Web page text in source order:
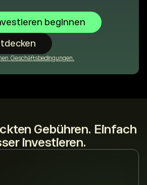
beginnen
Geschäftsbedingungen.
Gebühren. Einfach
investieren.